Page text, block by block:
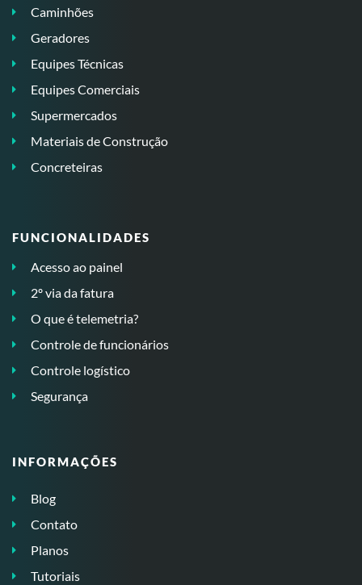
Caminhões
Geradores
Equipes Técnicas
Equipes Comerciais
Supermercados
Materiais de Construção
Concreteiras
FUNCIONALIDADES
Acesso ao painel
2º via da fatura
O que é telemetria?
Controle de funcionários
Controle logístico
Segurança
INFORMAÇÕES
Blog
Contato
Planos
Tutoriais